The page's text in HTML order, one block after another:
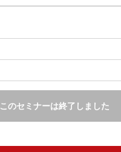
このセミナーは終了しました